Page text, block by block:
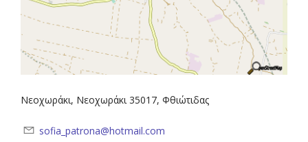
Νεοχωράκι, Νεοχωράκι 35017, Φθιώτιδας
sofia_patrona@hotmail.com